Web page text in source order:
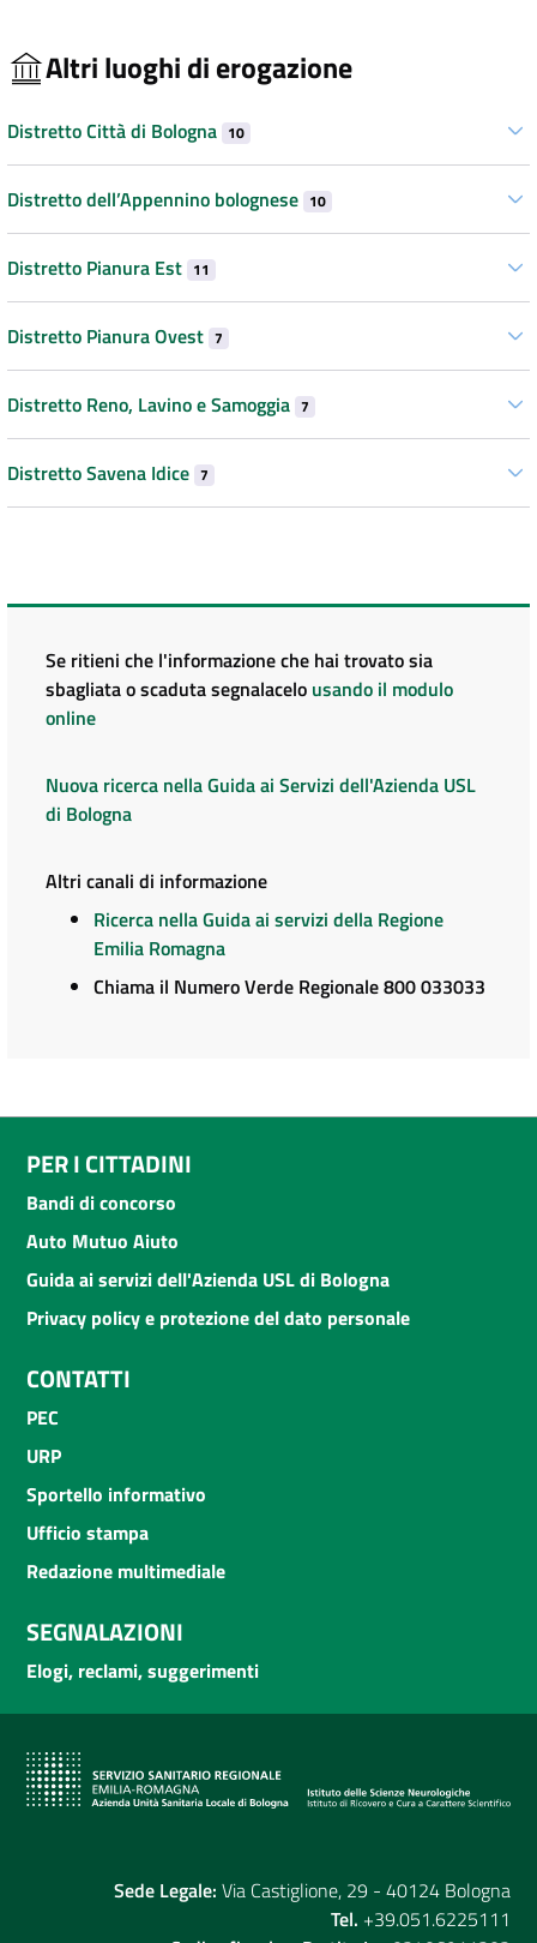
Altri luoghi di erogazione
Distretto Città di Bologna 10
Distretto dell’Appennino bolognese 10
Distretto Pianura Est 11
Distretto Pianura Ovest 7
Distretto Reno, Lavino e Samoggia 7
Distretto Savena Idice 7
Se ritieni che l'informazione che hai trovato sia
sbagliata o scaduta segnalacelo usando il modulo
online
Nuova ricerca nella Guida ai Servizi dell'Azienda USL
di Bologna
Altri canali di informazione
Ricerca nella Guida ai servizi della Regione
Emilia Romagna
Chiama il Numero Verde Regionale 800 033033
PER I CITTADINI
Bandi di concorso
Auto Mutuo Aiuto
Guida ai servizi dell'Azienda USL di Bologna
Privacy policy e protezione del dato personale
CONTATTI
PEC
URP
Sportello informativo
Ufficio stampa
Redazione multimediale
SEGNALAZIONI
Elogi, reclami, suggerimenti
Sede Legale: Via Castiglione, 29 - 40124 Bologna
Tel. +39.051.6225111